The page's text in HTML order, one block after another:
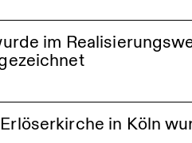
Realisierungswettbewerb
im
in Köln